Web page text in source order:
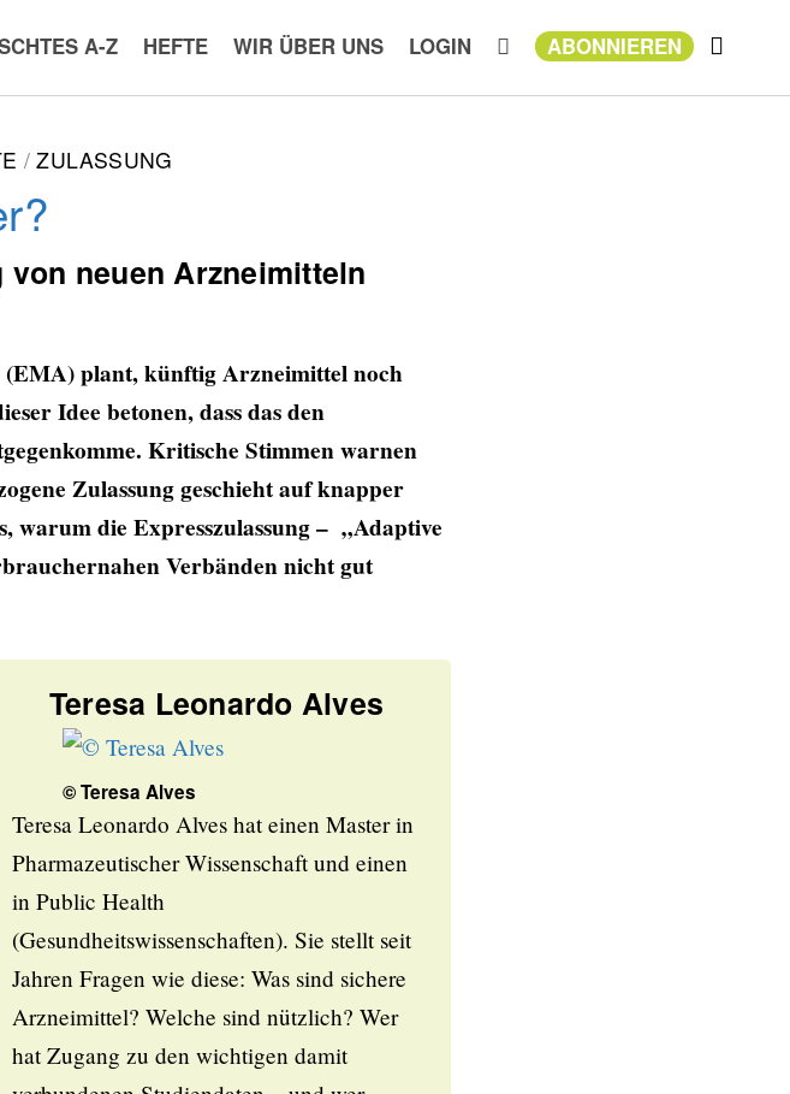
A-Z HEFTE WIR ÜBER UNS LOGIN ABONNIEREN
ZULASSUNG
neuen Arzneimitteln
(EMA) plant, künftig Arzneimittel noch
Idee betonen, dass das den
Kritische Stimmen warnen
Zulassung geschieht auf knapper
warum die Expresszulassung – „Adaptive
Verbänden nicht gut
Teresa Leonardo Alves
© Teresa Alves
Teresa Leonardo Alves hat einen Master in
Pharmazeutischer Wissenschaft und einen
in Public Health
(Gesundheitswissenschaften). Sie stellt seit
Jahren Fragen wie diese: Was sind sichere
Arzneimittel? Welche sind nützlich? Wer
hat Zugang zu den wichtigen damit